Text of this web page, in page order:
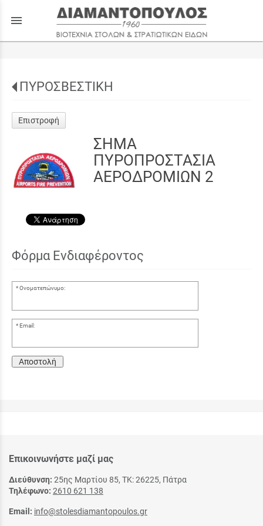
menu
ΠΥΡΟΣΒΕΣΤΙΚΗ
Επιστροφή
ΣΗΜΑ
ΠΥΡΟΠΡΟΣΤΑΣΙΑ
ΑΕΡΟΔΡΟΜΙΩΝ 2
Φόρμα Ενδιαφέροντος
Ονοματεπώνυμο:
Email:
Αποστολή
Επικοινωνήστε μαζί μας
Διεύθυνση: 25ης Μαρτίου 85, ΤΚ: 26225, Πάτρα
Τηλέφωνο: 2610 621 138
Email: info@stolesdiamantopoulos.gr